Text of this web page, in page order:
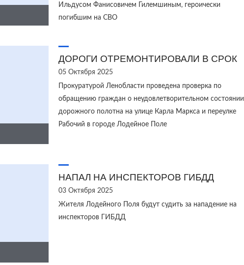
Ильдусом Фанисовичем Гилемшиным, героически
погибшим на СВО
ДОРОГИ ОТРЕМОНТИРОВАЛИ В СРОК
05 Октября 2025
Прокуратурой Ленобласти проведена проверка по
обращению граждан о неудовлетворительном состоянии
дорожного полотна на улице Карла Маркса и переулке
Рабочий в городе Лодейное Поле
НАПАЛ НА ИНСПЕКТОРОВ ГИБДД
03 Октября 2025
Жителя Лодейного Поля будут судить за нападение на
инспекторов ГИБДД